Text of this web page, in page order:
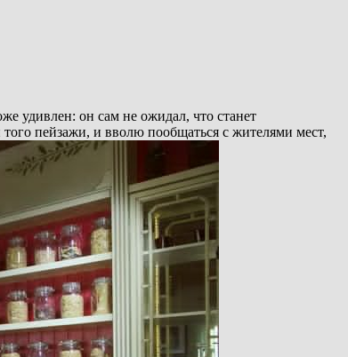
удивлен: он сам не ожидал, что станет
того пейзажи, и вволю пообщаться с жителями мест,